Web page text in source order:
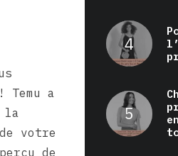
Temu a
la
votre
de